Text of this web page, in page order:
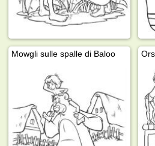
Mowgli sulle spalle di Baloo